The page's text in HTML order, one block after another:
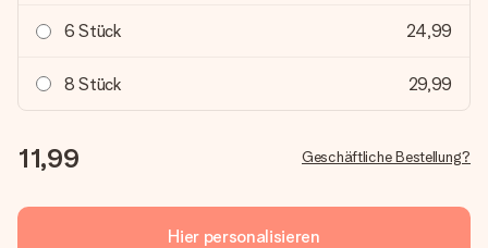
6 Stück 24,99
8 Stück 29,99
11,99 Geschäftliche Bestellung?
Hier personalisieren